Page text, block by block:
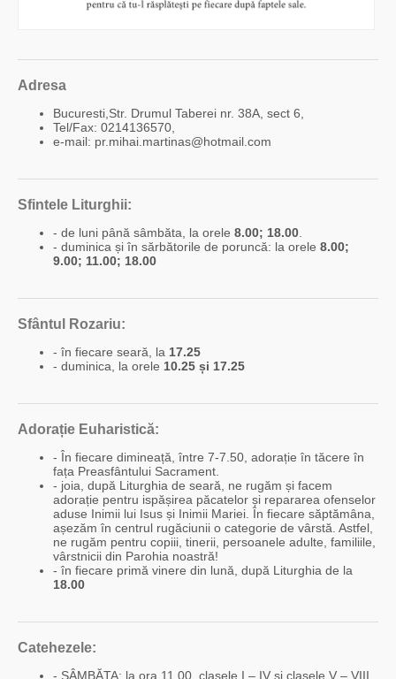
Adresa
Bucuresti,Str. Drumul Taberei nr. 38A, sect 6,
Tel/Fax: 0214136570,
e-mail: pr.mihai.martinas@hotmail.com
Sfintele Liturghii:
- de luni până sâmbăta, la orele 8.00; 18.00.
- duminica și în sărbătorile de poruncă: la orele 8.00;
9.00; 11.00; 18.00
Sfântul Rozariu:
- în fiecare seară, la 17.25
- duminica, la orele 10.25 și 17.25
Adorație Euharistică:
- În fiecare dimineață, între 7-7.50, adorație în tăcere în
fața Preasfântului Sacrament.
- joia, după Liturghia de seară, ne rugăm și facem
adorație pentru ispășirea păcatelor și repararea ofenselor
aduse Inimii lui Isus și Inimii Mariei. În fiecare săptămâna,
așezăm în centrul rugăciunii o categorie de vârstă. Astfel,
ne rugăm pentru copiii, tinerii, persoanele adulte, familiile,
vârstnicii din Parohia noastră!
- în fiecare primă vinere din lună, după Liturghia de la
18.00
Catehezele:
- SÂMBĂTA: la ora 11.00, clasele I – IV și clasele V – VIII.